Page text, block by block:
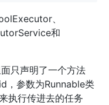
、
和
只声明了一个方法
，参数为Runnable类
执行传进去的任务